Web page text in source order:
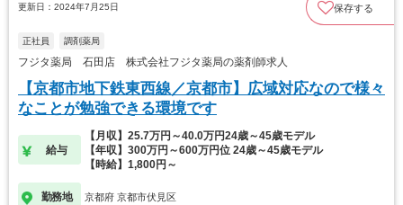
更新日：2024年7月25日 保存する
正社員 調剤薬局
フジタ薬局 石田店 株式会社フジタ薬局の薬剤師求人
【京都市地下鉄東西線／京都市】広域対応なので様々
なことが勉強できる環境です
給与
【月収】25.7万円～40.0万円24歳～45歳モデル
【年収】300万円～600万円位 24歳～45歳モデル
【時給】1,800円～
勤務地 京都府 京都市伏見区